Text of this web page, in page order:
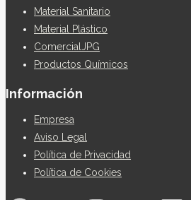
Material Sanitario
Material Plástico
ComercialJPG
Productos Químicos
Información
Empresa
Aviso Legal
Política de Privacidad
Política de Cookies